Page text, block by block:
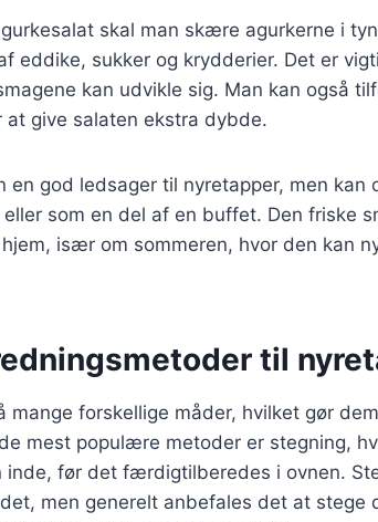
skal man skære agurkerne i
eddike, sukker og krydderier. Det er
kan udvikle sig. Man kan også
give salaten ekstra dybde.
en god ledsager til nyretapper, men kan
som en del af en buffet. Den friske
især om sommeren, hvor den kan
til
mange forskellige måder, hvilket gør
mest populære metoder er stegning,
inde, før det færdigtilberedes i ovnen.
men generelt anbefales det at stege